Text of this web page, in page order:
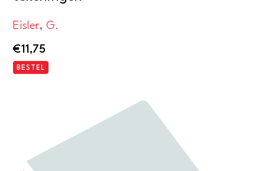
Eisler, G.
€11,75
BESTEL